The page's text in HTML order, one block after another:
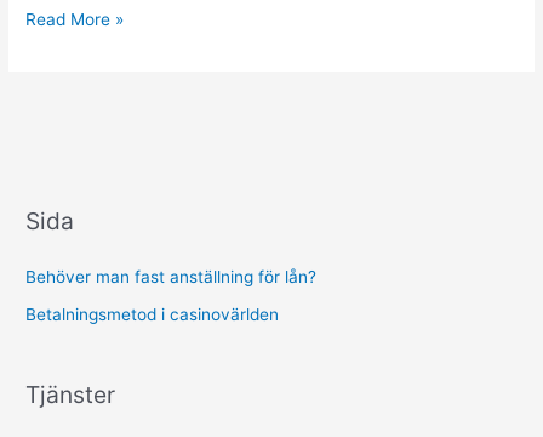
Bra
Read More »
Sida
Behöver man fast anställning för lån?
Betalningsmetod i casinovärlden
Tjänster